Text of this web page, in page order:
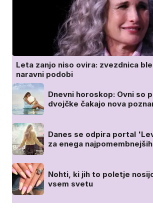
Leta zanjo niso ovira: zvezdnica
naravni podobi
Dnevni horoskop: Ovni so
dvojčke čakajo nova
Danes se odpira portal
za enega
Nohti, ki jih to poletje
vsem svetu